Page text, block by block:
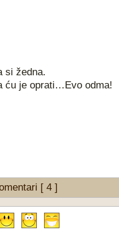
si žedna.
ću je oprati…Evo odma!
[ 4 ]